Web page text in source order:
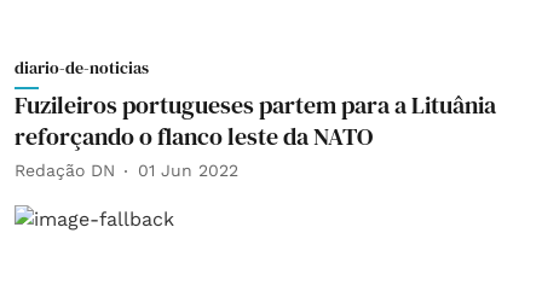
diario-de-noticias
Fuzileiros portugueses partem para a Lituânia
reforçando o flanco leste da NATO
Redação DN 01 Jun 2022